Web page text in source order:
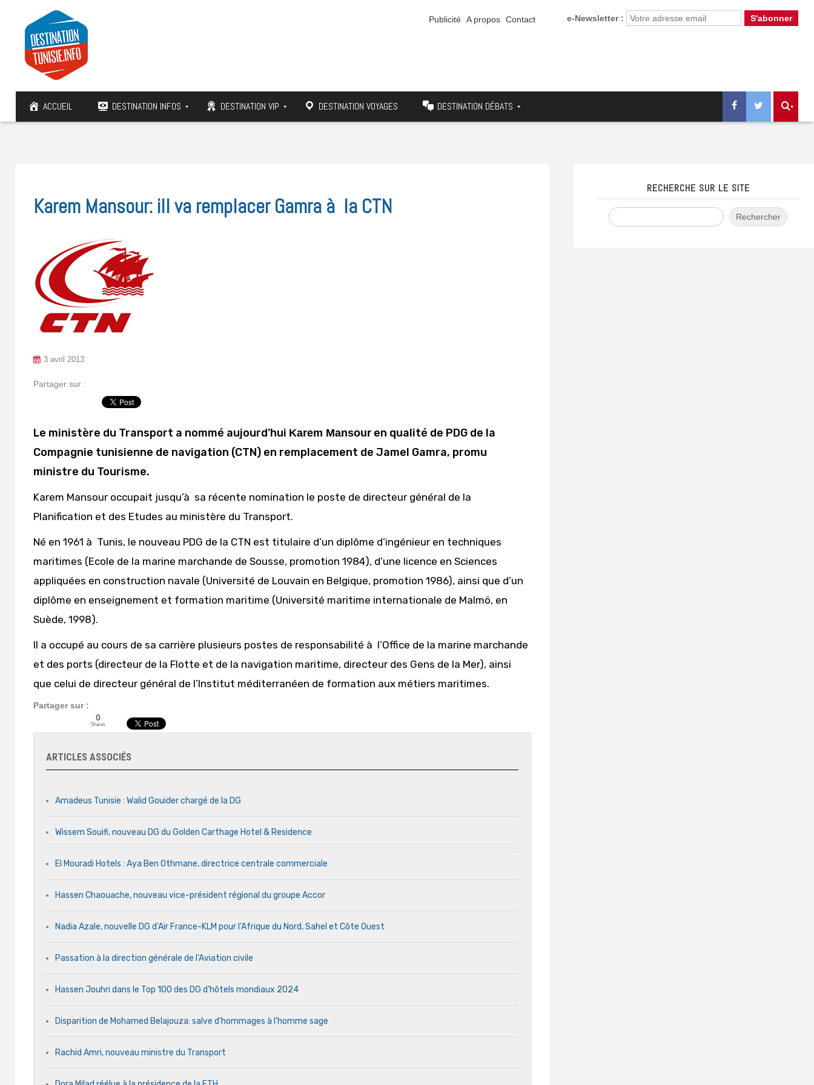
e-Newsletter :
Publicité A propos Contact
ACCUEIL DESTINATION INFOS DESTINATION VIP DESTINATION VOYAGES DESTINATION DÉBATS
Karem Mansour: iIl va remplacer Gamra à la CTN
3 avril 2013
Partager sur :
Le ministère du Transport a nommé aujourd’hui Karem Mansour en qualité de PDG de la
Compagnie tunisienne de navigation (CTN) en remplacement de Jamel Gamra, promu
ministre du Tourisme.
Karem Mansour occupait jusqu’à sa récente nomination le poste de directeur général de la
Planification et des Etudes au ministère du Transport.
Né en 1961 à Tunis, le nouveau PDG de la CTN est titulaire d’un diplôme d’ingénieur en techniques
maritimes (Ecole de la marine marchande de Sousse, promotion 1984), d’une licence en Sciences
appliquées en construction navale (Université de Louvain en Belgique, promotion 1986), ainsi que d’un
diplôme en enseignement et formation maritime (Université maritime internationale de Malmö, en
Suède, 1998).
Il a occupé au cours de sa carrière plusieurs postes de responsabilité à l’Office de la marine marchande
et des ports (directeur de la Flotte et de la navigation maritime, directeur des Gens de la Mer), ainsi
que celui de directeur général de l’Institut méditerranéen de formation aux métiers maritimes.
Partager sur :
0
Shares
ARTICLES ASSOCIÉS
Amadeus Tunisie : Walid Gouider chargé de la DG
Wissem Souifi, nouveau DG du Golden Carthage Hotel & Residence
El Mouradi Hotels : Aya Ben Othmane, directrice centrale commerciale
Hassen Chaouache, nouveau vice-président régional du groupe Accor
Nadia Azale, nouvelle DG d’Air France-KLM pour l’Afrique du Nord, Sahel et Côte Ouest
Passation à la direction générale de l’Aviation civile
Hassen Jouhri dans le Top 100 des DG d’hôtels mondiaux 2024
Disparition de Mohamed Belajouza: salve d’hommages à l’homme sage
Rachid Amri, nouveau ministre du Transport
RECHERCHE SUR LE SITE